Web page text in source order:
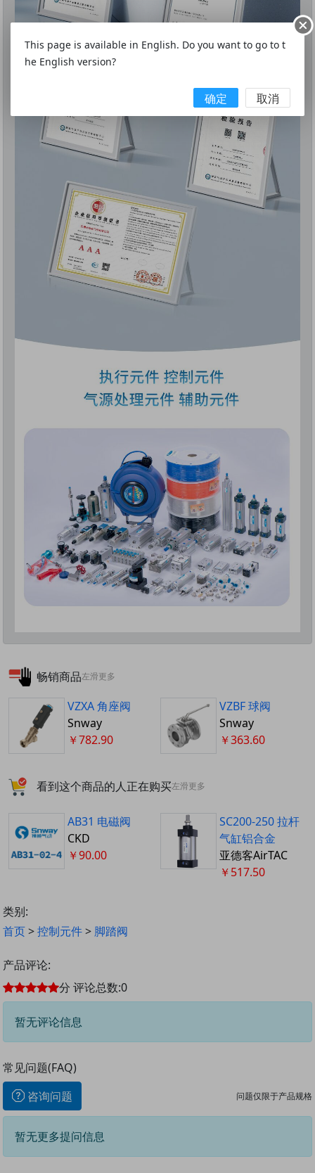
畅销商品左滑更多
VZXA 角座阀
Snway
￥782.90
VZBF 球阀
Snway
￥363.60
看到这个商品的人正在购买左滑更多
AB31 电磁阀
CKD
￥90.00
SC200-250 拉杆
气缸铝合金
亚德客AirTAC
￥517.50
类别:
首页>控制元件> 脚踏阀
产品评论:
分 评论总数:0
暂无评论信息
常见问题(FAQ)
咨询问题
问题仅限于产品规格
暂无更多提问信息
This page is available in English. Do you want to go to t
he English version?
确定 取消